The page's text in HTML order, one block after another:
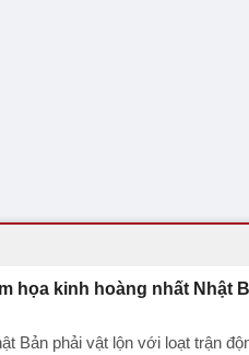
họa kinh hoàng nhất Nhật
Bản phải vật lộn với loạt trận